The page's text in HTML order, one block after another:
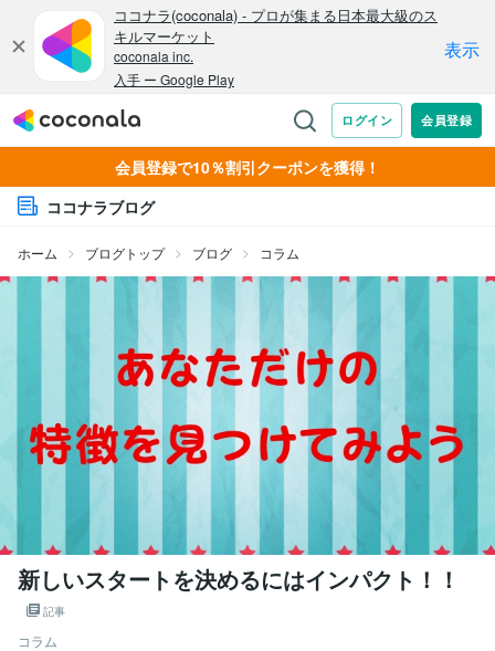
会員登録で10％割引クーポンを獲得！
ココナラブログ
ホーム ブログトップ ブログ コラム
新しいスタートを決めるにはインパクト！！
記事
コラム